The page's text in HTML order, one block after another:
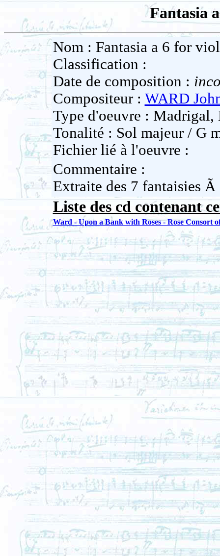
Fantasia
Nom : Fantasia a 6 for
Classification :
Date de composition :
Compositeur : WARD
Type d'oeuvre : Madrigal,
Tonalité : Sol majeur / G
Fichier lié à l'oeuvre :
Commentaire :
Extraite des 7 fantaisies
Liste des cd contenant
Ward - Upon a Bank with Roses - Rose Consort